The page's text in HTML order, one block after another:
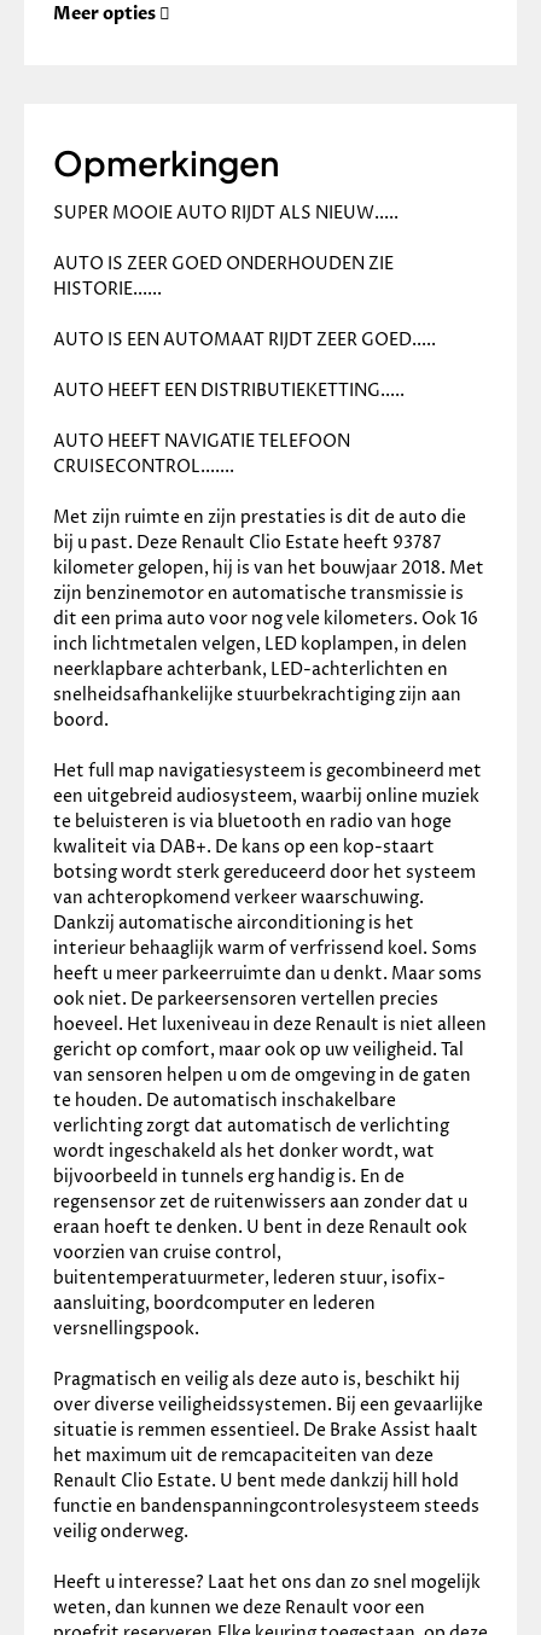
✓Buitenspiegels in carrosseriekleur
✓LED achterlichten
LED dagrijverlichting
✓Metaalkleur
Infotainment
✓Navigatiesysteem full map
✓Multimedia-voorbereiding
Interieur
✓12Volt aansluiting
✓ Achterbank in delen neerklapbaar
✓Bestuurdersstoel in hoogte verstelbaar
✓Boordcomputer
✓ Buitentemperatuurmeter
✓Elektrische ramen voor
✓Hoofdsteunen achter
✓Lederen stuurwiel
✓Lederen versnellingspook
✓Stuurbekrachtiging snelheidsafhankelijk
✓Stuur verstelbaar
Milieu
Start/stop systeem
Veiligheid
✓Airbag(s) side voor
✓Airbag bestuurder
✓Airbag passagier
✓Alarm klasse 1(startblokkering)
✓Anti Blokkeer Systeem
✓Anti doorSlip Regeling
✓Bandenspanningscontrolesysteem
✓Brake Assist System
✓Derde remlicht
✓Elektronisch Stabiliteits Programma
✓Hill hold functie
✓Isofix bevestiging voor kinderzitjes
Overige
✓Achteropkomend verkeer waarschuwing
Airco automatisch
✓Bluetooth
✓Dab
✓Hoofdsteunen anti-whiplash
✓LED mistlampen
✓Smartphone integratie
✓Stuur leder
✓Stuur multifunctioneel
Meer opties
Opmerkingen
SUPER MOOIE AUTO RIJDT ALS NIEUW.....
AUTO IS ZEER GOED ONDERHOUDEN ZIE
HISTORIE......
AUTO IS EEN AUTOMAAT RIJDT ZEER GOED.....
AUTO HEEFT EEN DISTRIBUTIEKETTING.....
AUTO HEEFT NAVIGATIE TELEFOON
CRUISECONTROL.......
Met zijn ruimte en zijn prestaties is dit de auto die
bij u past. Deze Renault Clio Estate heeft 93787
kilometer gelopen, hij is van het bouwjaar 2018. Met
zijn benzinemotor en automatische transmissie is
dit een prima auto voor nog vele kilometers. Ook 16
inch lichtmetalen velgen, LED koplampen, in delen
neerklapbare achterbank, LED-achterlichten en
snelheidsafhankelijke stuurbekrachtiging zijn aan
boord.
Het full map navigatiesysteem is gecombineerd met
een uitgebreid audiosysteem, waarbij online muziek
te beluisteren is via bluetooth en radio van hoge
kwaliteit via DAB+. De kans op een kop-staart
botsing wordt sterk gereduceerd door het systeem
van achteropkomend verkeer waarschuwing.
Dankzij automatische airconditioning is het
interieur behaaglijk warm of verfrissend koel. Soms
heeft u meer parkeerruimte dan u denkt. Maar soms
ook niet. De parkeersensoren vertellen precies
hoeveel. Het luxeniveau in deze Renault is niet alleen
gericht op comfort, maar ook op uw veiligheid. Tal
van sensoren helpen u om de omgeving in de gaten
te houden. De automatisch inschakelbare
verlichting zorgt dat automatisch de verlichting
wordt ingeschakeld als het donker wordt, wat
bijvoorbeeld in tunnels erg handig is. En de
regensensor zet de ruitenwissers aan zonder dat u
eraan hoeft te denken. U bent in deze Renault ook
voorzien van cruise control,
buitentemperatuurmeter, lederen stuur, isofix-
aansluiting, boordcomputer en lederen
versnellingspook.
Pragmatisch en veilig als deze auto is, beschikt hij
over diverse veiligheidssystemen. Bij een gevaarlijke
situatie is remmen essentieel. De Brake Assist haalt
het maximum uit de remcapaciteiten van deze
Renault Clio Estate. U bent mede dankzij hill hold
functie en bandenspanningcontrolesysteem steeds
veilig onderweg.
Heeft u interesse? Laat het ons dan zo snel mogelijk
weten, dan kunnen we deze Renault voor een